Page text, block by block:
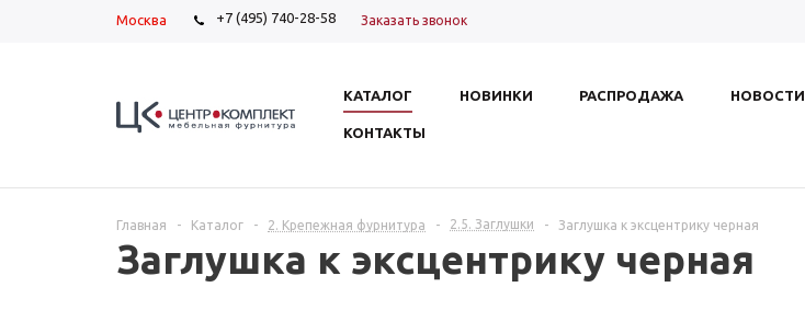
Москва +7 (495) 740-28-58 Заказать звонок
КАТАЛОГ НОВИНКИ РАСПРОДАЖА НОВОСТИ
КОНТАКТЫ
Главная - Каталог - 2. Крепежная фурнитура - 2.5. Заглушки - Заглушка к эксцентрику черная
Заглушка к эксцентрику черная